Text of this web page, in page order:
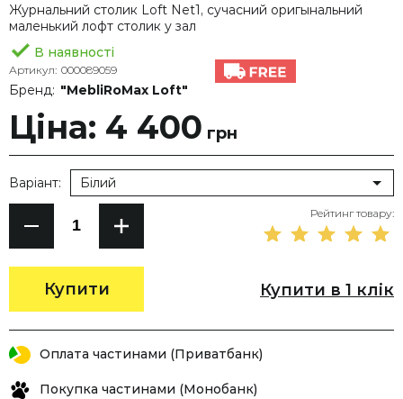
Журнальний столик Loft Net1, сучасний оригынальний
маленький лофт столик у зал
В наявності
Артикул: 000089059
Бренд: "MebliRoMax Loft"
Ціна: 4 400 грн
Купити
Варіант: Білий
Рейтинг товару:
Купити в 1 клік
Оплата частинами (Приватбанк)
Покупка частинами (Монобанк)